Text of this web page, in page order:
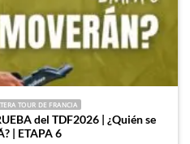
TOUR DE FRANCIA
del TDF2026 | ¿Quién se
| ETAPA 6